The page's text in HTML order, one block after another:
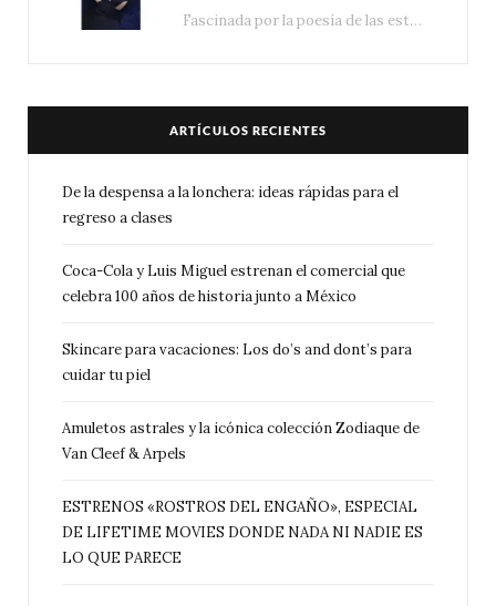
Fascinada por la poesía de las estrellas, la Maison Van Cleef & Arpels celebra la llegada de las…
ARTÍCULOS RECIENTES
De la despensa a la lonchera: ideas rápidas para el
regreso a clases
Coca-Cola y Luis Miguel estrenan el comercial que
celebra 100 años de historia junto a México
Skincare para vacaciones: Los do’s and dont’s para
cuidar tu piel
Amuletos astrales y la icónica colección Zodiaque de
Van Cleef & Arpels
ESTRENOS «ROSTROS DEL ENGAÑO», ESPECIAL
DE LIFETIME MOVIES DONDE NADA NI NADIE ES
LO QUE PARECE